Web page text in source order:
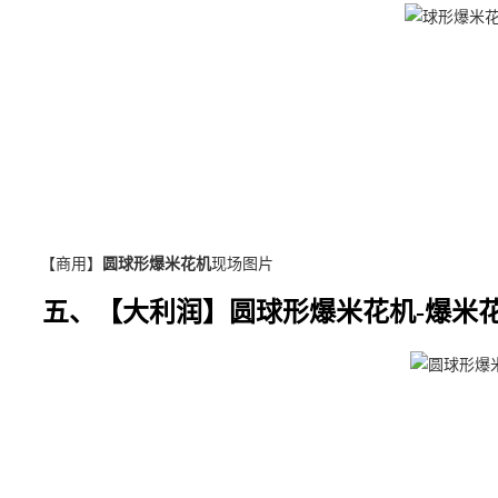
【商用】 圆球形爆米花机现场图片
五、【大利润】圆球形爆米花机-爆米